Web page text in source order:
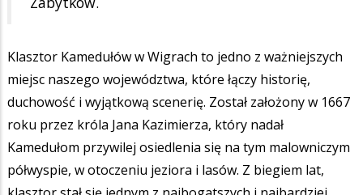
Klasztor Kamedułów w Wigrach to jedno z ważniejszych
miejsc naszego województwa, które łączy historię,
duchowość i wyjątkową scenerię. Został założony w 1667
roku przez króla Jana Kazimierza, który nadał
Kamedułom przywilej osiedlenia się na tym malowniczym
półwyspie, w otoczeniu jeziora i lasów. Z biegiem lat,